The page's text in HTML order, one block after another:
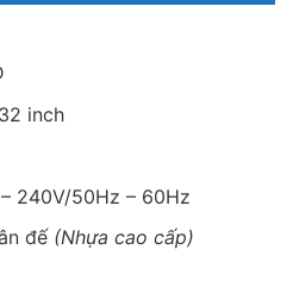
cầu sử dụng hằng ngày.
inch
240V/50Hz – 60Hz
đế (Nhựa cao cấp)